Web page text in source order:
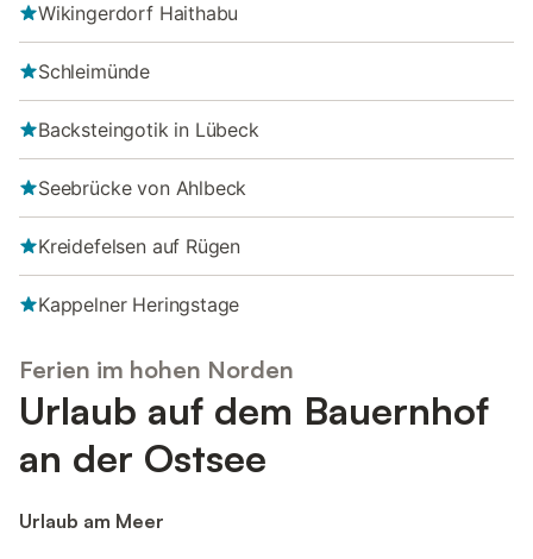
Wikingerdorf Haithabu
Schleimünde
Backsteingotik in Lübeck
Seebrücke von Ahlbeck
Kreidefelsen auf Rügen
Kappelner Heringstage
Ferien im hohen Norden
Urlaub auf dem Bauernhof
an der Ostsee
Urlaub am Meer